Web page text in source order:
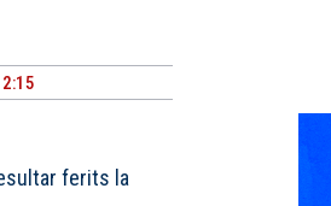
ferits la